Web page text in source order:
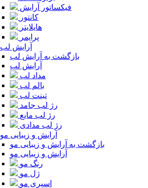
فیکساتور آرایش
کانتور
هایلایتر
پرایمر
آرایش لب
بازگشت به آرایش لب
آرایش لب
مداد لب
بالم لب
تینت لب
رژ لب جامد
رژ لب مایع
رژ لب مدادی
آرایش و زیبایی مو
بازگشت به آرایش و زیبایی مو
آرایش و زیبایی مو
رنگ مو
ژل مو
اسپری مو